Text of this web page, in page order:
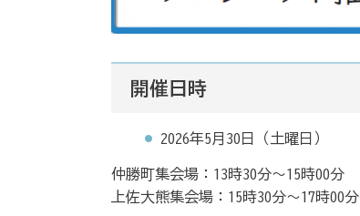
開催日時
2026年5月30日（土曜日）
仲勝町集会場：13時30分～15時00分
上佐大熊集会場：15時30分～17時00分